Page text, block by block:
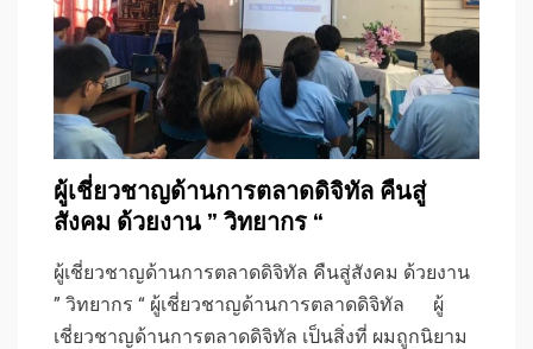
ผู้เชี่ยวชาญด้านการตลาดดิจิทัล คืนสู่
สังคม ด้วยงาน ” วิทยากร “
ผู้เชี่ยวชาญด้านการตลาดดิจิทัล คืนสู่สังคม ด้วยงาน
” วิทยากร “ ผู้เชี่ยวชาญด้านการตลาดดิจิทัล ผู้
เชี่ยวชาญด้านการตลาดดิจิทัล เป็นสิ่งที่ ผมถูกนิยาม